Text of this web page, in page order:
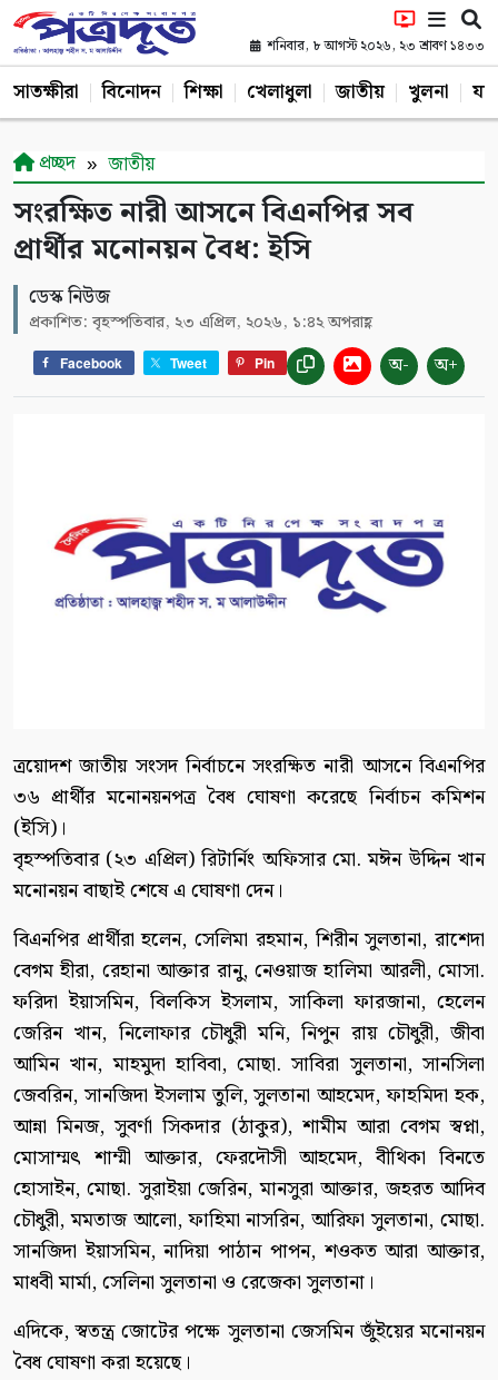
শনিবার, ৮ আগস্ট ২০২৬, ২৩ শ্রাবণ ১৪৩৩
সাতক্ষীরা বিনোদন শিক্ষা খেলাধুলা জাতীয় খুলনা
প্রচ্ছদ জাতীয়
সংরক্ষিত নারী আসনে বিএনপির সব
প্রার্থীর মনোনয়ন বৈধ: ইসি
ডেস্ক নিউজ
প্রকাশিত: বৃহস্পতিবার, ২৩ এপ্রিল, ২০২৬, ১:৪২ অপরাহ্ণ
Facebook Tweet Pin অ- অ+
ত্রয়োদশ জাতীয় সংসদ নির্বাচনে সংরক্ষিত নারী আসনে বিএনপির
৩৬ প্রার্থীর মনোনয়নপত্র বৈধ ঘোষণা করেছে নির্বাচন কমিশন
(ইসি)।
বৃহস্পতিবার (২৩ এপ্রিল) রিটার্নিং অফিসার মো. মঈন উদ্দিন খান
মনোনয়ন বাছাই শেষে এ ঘোষণা দেন।
বিএনপির প্রার্থীরা হলেন, সেলিমা রহমান, শিরীন সুলতানা, রাশেদা
বেগম হীরা, রেহানা আক্তার রানু, নেওয়াজ হালিমা আরলী, মোসা.
ফরিদা ইয়াসমিন, বিলকিস ইসলাম, সাকিলা ফারজানা, হেলেন
জেরিন খান, নিলোফার চৌধুরী মনি, নিপুন রায় চৌধুরী, জীবা
আমিন খান, মাহমুদা হাবিবা, মোছা. সাবিরা সুলতানা, সানসিলা
জেবরিন, সানজিদা ইসলাম তুলি, সুলতানা আহমেদ, ফাহমিদা হক,
আন্না মিনজ, সুবর্ণা সিকদার (ঠাকুর), শামীম আরা বেগম স্বপ্না,
মোসাম্মৎ শাম্মী আক্তার, ফেরদৌসী আহমেদ, বীথিকা বিনতে
হোসাইন, মোছা. সুরাইয়া জেরিন, মানসুরা আক্তার, জহরত আদিব
চৌধুরী, মমতাজ আলো, ফাহিমা নাসরিন, আরিফা সুলতানা, মোছা.
সানজিদা ইয়াসমিন, নাদিয়া পাঠান পাপন, শওকত আরা আক্তার,
মাধবী মার্মা, সেলিনা সুলতানা ও রেজেকা সুলতানা।
এদিকে, স্বতন্ত্র জোটের পক্ষে সুলতানা জেসমিন জুঁইয়ের মনোনয়ন
বৈধ ঘোষণা করা হয়েছে।